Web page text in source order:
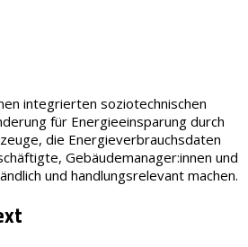
integrierten soziotechnischen
für Energieeinsparung durch
die Energieverbrauchsdaten
Gebäudemanager:innen und
und handlungsrelevant machen.